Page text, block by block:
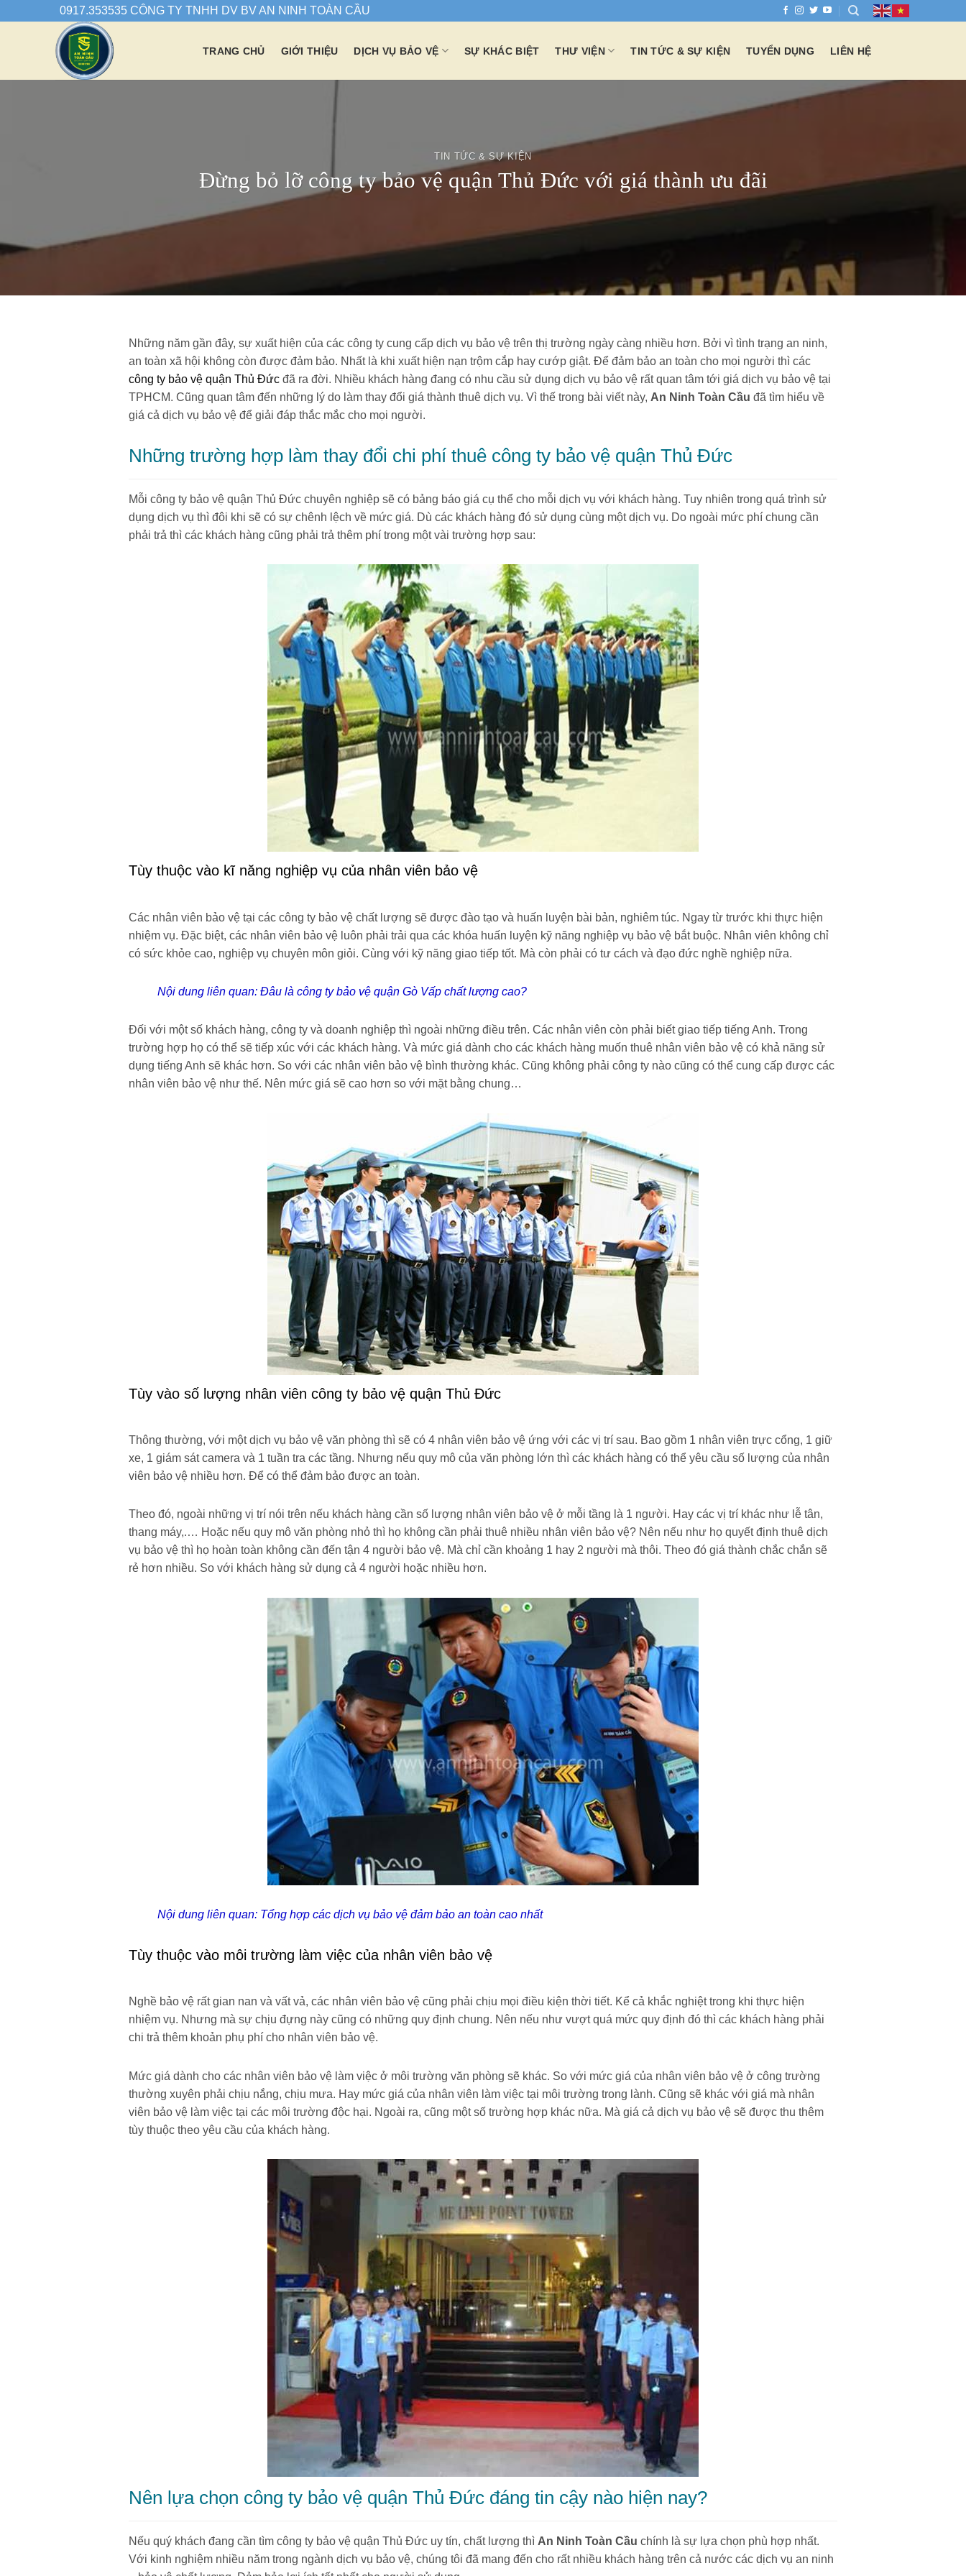
0917.353535 CÔNG TY TNHH DV BV AN NINH TOÀN CẦU
TRANG CHỦ GIỚI THIỆU DỊCH VỤ BẢO VỆ SỰ KHÁC BIỆT THƯ VIỆN TIN TỨC & SỰ KIỆN TUYỂN DỤNG LIÊN HỆ
TIN TỨC & SỰ KIỆN
Đừng bỏ lỡ công ty bảo vệ quận Thủ Đức với giá thành ưu đãi
Những năm gần đây, sự xuất hiện của các công ty cung cấp dịch vụ bảo vệ trên thị trường ngày càng nhiều hơn. Bởi vì tình trạng an ninh,
an toàn xã hội không còn được đảm bảo. Nhất là khi xuất hiện nạn trộm cắp hay cướp giật. Để đảm bảo an toàn cho mọi người thì các
công ty bảo vệ quận Thủ Đứcđã ra đời. Nhiều khách hàng đang có nhu cầu sử dụng dịch vụ bảo vệ rất quan tâm tới giá dịch vụ bảo vệ tại
TPHCM. Cũng quan tâm đến những lý do làm thay đổi giá thành thuê dịch vụ. Vì thế trong bài viết này, An Ninh Toàn Cầu đã tìm hiểu về
giá cả dịch vụ bảo vệ để giải đáp thắc mắc cho mọi người.
Những trường hợp làm thay đổi chi phí thuê công ty bảo vệ quận Thủ Đức
Mỗi công ty bảo vệ quận Thủ Đức chuyên nghiệp sẽ có bảng báo giá cụ thể cho mỗi dịch vụ với khách hàng. Tuy nhiên trong quá trình sử
dụng dịch vụ thì đôi khi sẽ có sự chênh lệch về mức giá. Dù các khách hàng đó sử dụng cùng một dịch vụ. Do ngoài mức phí chung cần
phải trả thì các khách hàng cũng phải trả thêm phí trong một vài trường hợp sau:
Tùy thuộc vào kĩ năng nghiệp vụ của nhân viên bảo vệ
Các nhân viên bảo vệ tại các công ty bảo vệ chất lượng sẽ được đào tạo và huấn luyện bài bản, nghiêm túc. Ngay từ trước khi thực hiện
nhiệm vụ. Đặc biệt, các nhân viên bảo vệ luôn phải trải qua các khóa huấn luyện kỹ năng nghiệp vụ bảo vệ bắt buộc. Nhân viên không chỉ
có sức khỏe cao, nghiệp vụ chuyên môn giỏi. Cùng với kỹ năng giao tiếp tốt. Mà còn phải có tư cách và đạo đức nghề nghiệp nữa.
Nội dung liên quan: Đâu là công ty bảo vệ quận Gò Vấp chất lượng cao?
Đối với một số khách hàng, công ty và doanh nghiệp thì ngoài những điều trên. Các nhân viên còn phải biết giao tiếp tiếng Anh. Trong
trường hợp họ có thể sẽ tiếp xúc với các khách hàng. Và mức giá dành cho các khách hàng muốn thuê nhân viên bảo vệ có khả năng sử
dụng tiếng Anh sẽ khác hơn. So với các nhân viên bảo vệ bình thường khác. Cũng không phải công ty nào cũng có thể cung cấp được các
nhân viên bảo vệ như thế. Nên mức giá sẽ cao hơn so với mặt bằng chung…
Tùy vào số lượng nhân viên công ty bảo vệ quận Thủ Đức
Thông thường, với một dịch vụ bảo vệ văn phòng thì sẽ có 4 nhân viên bảo vệ ứng với các vị trí sau. Bao gồm 1 nhân viên trực cổng, 1 giữ
xe, 1 giám sát camera và 1 tuần tra các tầng. Nhưng nếu quy mô của văn phòng lớn thì các khách hàng có thể yêu cầu số lượng của nhân
viên bảo vệ nhiều hơn. Để có thể đảm bảo được an toàn.
Theo đó, ngoài những vị trí nói trên nếu khách hàng cần số lượng nhân viên bảo vệ ở mỗi tầng là 1 người. Hay các vị trí khác như lễ tân,
thang máy,.… Hoặc nếu quy mô văn phòng nhỏ thì họ không cần phải thuê nhiều nhân viên bảo vệ? Nên nếu như họ quyết định thuê dịch
vụ bảo vệ thì họ hoàn toàn không cần đến tận 4 người bảo vệ. Mà chỉ cần khoảng 1 hay 2 người mà thôi. Theo đó giá thành chắc chắn sẽ
rẻ hơn nhiều. So với khách hàng sử dụng cả 4 người hoặc nhiều hơn.
Nội dung liên quan: Tổng hợp các dịch vụ bảo vệ đảm bảo an toàn cao nhất
Tùy thuộc vào môi trường làm việc của nhân viên bảo vệ
Nghề bảo vệ rất gian nan và vất vả, các nhân viên bảo vệ cũng phải chịu mọi điều kiện thời tiết. Kể cả khắc nghiệt trong khi thực hiện
nhiệm vụ. Nhưng mà sự chịu đựng này cũng có những quy định chung. Nên nếu như vượt quá mức quy định đó thì các khách hàng phải
chi trả thêm khoản phụ phí cho nhân viên bảo vệ.
Mức giá dành cho các nhân viên bảo vệ làm việc ở môi trường văn phòng sẽ khác. So với mức giá của nhân viên bảo vệ ở công trường
thường xuyên phải chịu nắng, chịu mưa. Hay mức giá của nhân viên làm việc tại môi trường trong lành. Cũng sẽ khác với giá mà nhân
viên bảo vệ làm việc tại các môi trường độc hại. Ngoài ra, cũng một số trường hợp khác nữa. Mà giá cả dịch vụ bảo vệ sẽ được thu thêm
tùy thuộc theo yêu cầu của khách hàng.
Nên lựa chọn công ty bảo vệ quận Thủ Đức đáng tin cậy nào hiện nay?
Nếu quý khách đang cần tìm công ty bảo vệ quận Thủ Đức uy tín, chất lượng thì An Ninh Toàn Cầu chính là sự lựa chọn phù hợp nhất.
Với kinh nghiệm nhiều năm trong ngành dịch vụ bảo vệ, chúng tôi đã mang đến cho rất nhiều khách hàng trên cả nước các dịch vụ an ninh